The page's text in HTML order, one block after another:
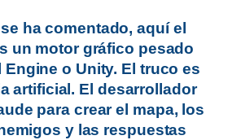
ha comentado, aquí el
un motor gráfico pesado
Engine o Unity. El truco es
artificial. El desarrollador
para crear el mapa, los
y las respuestas